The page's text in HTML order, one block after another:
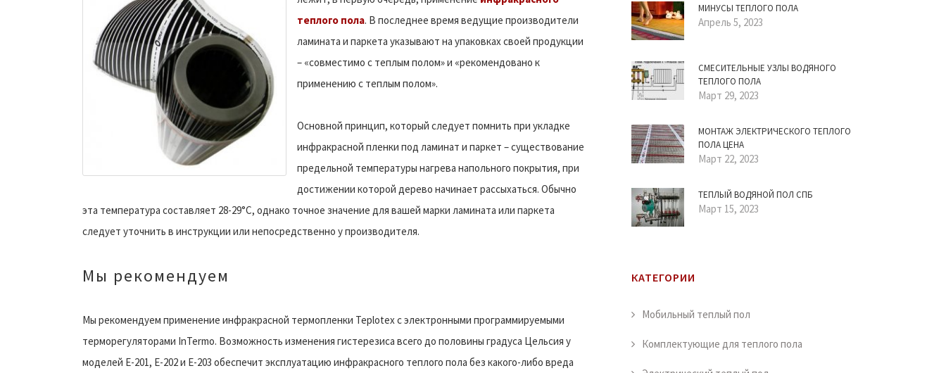
теплого пола. В последнее время ведущие производители
ламината и паркета указывают на упаковках своей продукции
– «совместимо с теплым полом» и «рекомендовано к
применению с теплым полом».
Основной принцип, который следует помнить при укладке
инфракрасной пленки под ламинат и паркет – существование
предельной температуры нагрева напольного покрытия, при
достижении которой дерево начинает рассыхаться. Обычно
эта температура составляет 28-29°С, однако точное значение для вашей марки ламината или паркета
следует уточнить в инструкции или непосредственно у производителя.
Мы рекомендуем
Мы рекомендуем применение инфракрасной термопленки Teplotex с электронными программируемыми
терморегуляторами InTermo. Возможность изменения гистерезиса всего до половины градуса Цельсия у
моделей E-201, E-202 и E-203 обеспечит эксплуатацию инфракрасного теплого пола без какого-либо вреда
МИНУСЫ ТЕПЛОГО ПОЛА
Апрель 5, 2023
СМЕСИТЕЛЬНЫЕ УЗЛЫ ВОДЯНОГО
ТЕПЛОГО ПОЛА
Март 29, 2023
МОНТАЖ ЭЛЕКТРИЧЕСКОГО ТЕПЛОГО
ПОЛА ЦЕНА
Март 22, 2023
ТЕПЛЫЙ ВОДЯНОЙ ПОЛ СПБ
Март 15, 2023
КАТЕГОРИИ
Мобильный теплый пол
Комплектующие для теплого пола